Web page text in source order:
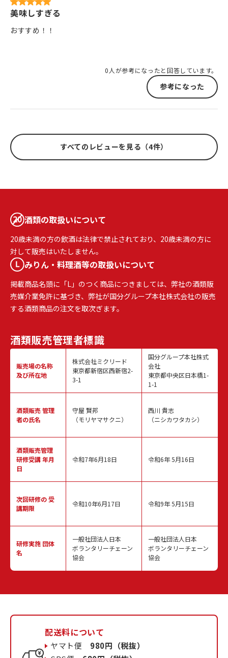
美味しすぎる
おすすめ！！
0人が参考になったと回答しています。
参考になった
すべてのレビューを見る（4件）
酒類の取扱いについて
20歳未満の方の飲酒は法律で禁止されており、20歳未満の方に
対して販売はいたしません。
みりん・料理酒等の取扱いについて
掲載商品名頭に「L」のつく商品につきましては、弊社の酒類販
売媒介業免許に基づき、弊社が国分グループ本社株式会社の販売
する酒類商品の注文を取次ぎます。
酒類販売管理者標識
販売場の名称
及び所在地
酒類販売管理
者の氏名
酒類販売管理
研修受講 年月
日
次回研修の受
講期限
研修実施 団体
名
株式会社ミクリード
東京都新宿区西新宿2-
3-1
守屋 賢邦
（モリヤマサクニ）
令和7年6月18日
令和10年6月17日
一般社団法人日本
ボランタリーチェーン
協会
国分グループ本社株式
会社
東京都中央区日本橋1-
1-1
西川 貴志
（ニシカワタカシ）
令和6年 5月16日
令和9年 5月15日
一般社団法人日本
ボランタリーチェーン
協会
配送料について
ヤマト便 980円（税抜）